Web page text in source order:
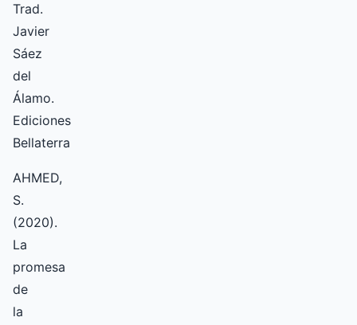
Trad.
Javier
Sáez
del
Álamo.
Ediciones
Bellaterra
AHMED,
S.
(2020).
La
promesa
de
la